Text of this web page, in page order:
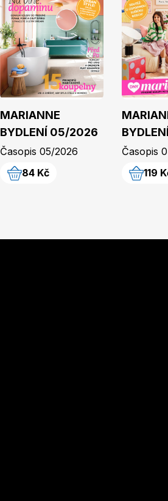
MARIANNE
BYDLENÍ 05/2026
Časopis 05/2026
84 Kč
Časopis
119